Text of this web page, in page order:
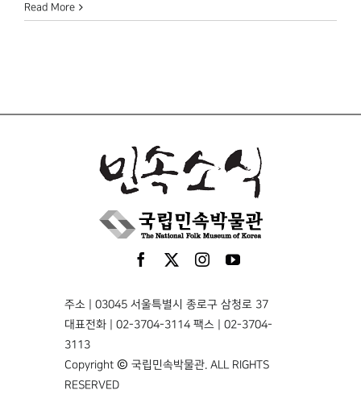
Read More
주소 | 03045 서울특별시 종로구 삼청로 37
대표전화 | 02-3704-3114 팩스 | 02-3704-
3113
Copyright © 국립민속박물관. ALL RIGHTS
RESERVED